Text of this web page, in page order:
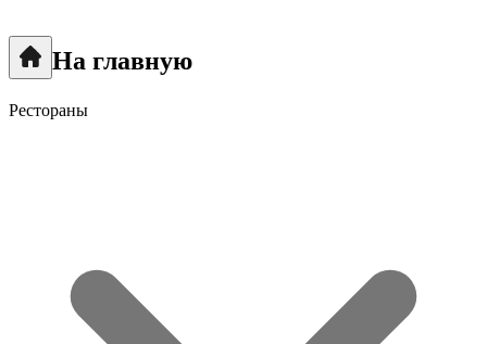
На главную
Рестораны